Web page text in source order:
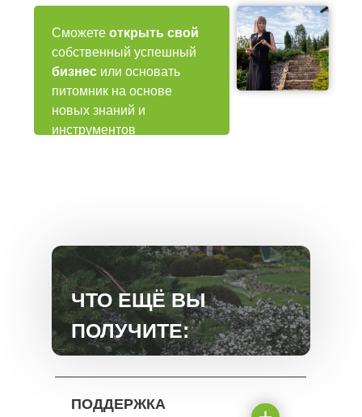
Сможете открыть свой
собственный успешный
бизнес или основать
питомник на основе
новых знаний и
инструментов
ЧТО ЕЩЁ ВЫ
ПОЛУЧИТЕ:
ПОДДЕРЖКА